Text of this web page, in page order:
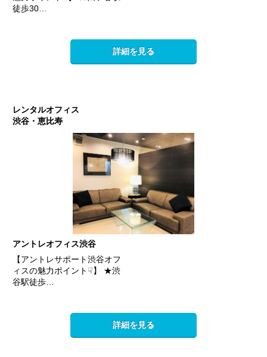
徒歩30…
詳細を見る
レンタルオフィス
渋谷・恵比寿
アントレオフィス渋谷
【アントレサポート渋谷オフ
ィスの魅力ポイント☟】 ★渋
谷駅徒歩…
詳細を見る